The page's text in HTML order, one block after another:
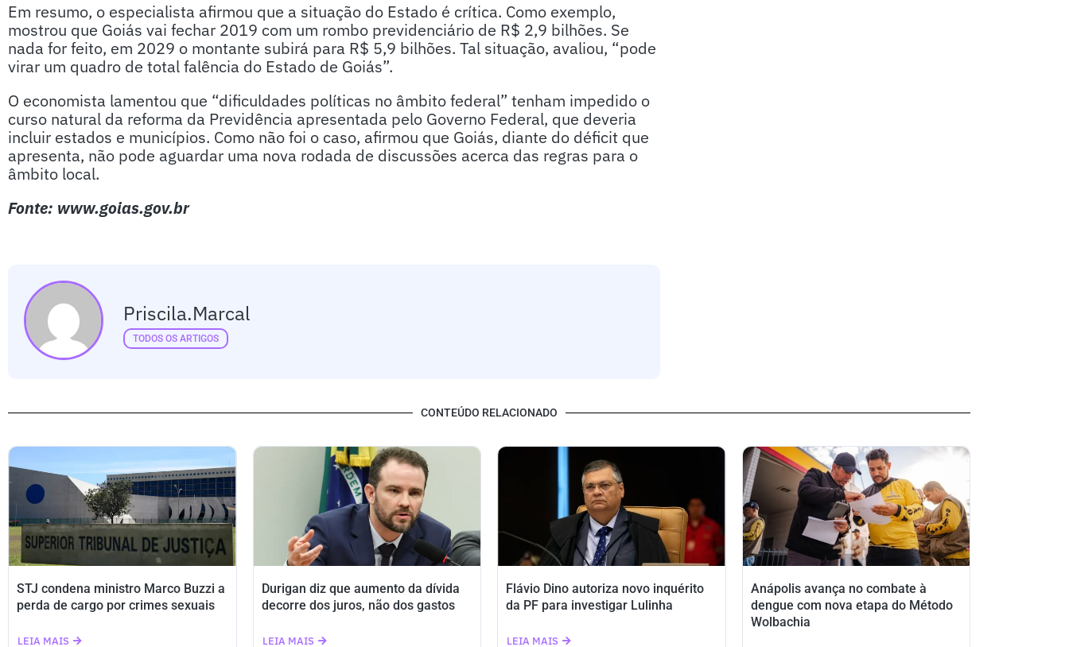
Em resumo, o especialista afirmou que a situação do Estado é crítica. Como exemplo,
mostrou que Goiás vai fechar 2019 com um rombo previdenciário de R$ 2,9 bilhões. Se
nada for feito, em 2029 o montante subirá para R$ 5,9 bilhões. Tal situação, avaliou, “pode
virar um quadro de total falência do Estado de Goiás”.
O economista lamentou que “dificuldades políticas no âmbito federal” tenham impedido o
curso natural da reforma da Previdência apresentada pelo Governo Federal, que deveria
incluir estados e municípios. Como não foi o caso, afirmou que Goiás, diante do déficit que
apresenta, não pode aguardar uma nova rodada de discussões acerca das regras para o
âmbito local.
Fonte: www.goias.gov.br
Priscila.marcal
TODOS OS ARTIGOS
CONTEÚDO RELACIONADO
STJ condena ministro Marco Buzzi a
perda de cargo por crimes sexuais
LEIA MAIS
Durigan diz que aumento da dívida
decorre dos juros, não dos gastos
LEIA MAIS
Flávio Dino autoriza novo inquérito
da PF para investigar Lulinha
LEIA MAIS
Anápolis avança no combate à
dengue com nova etapa do Método
Wolbachia